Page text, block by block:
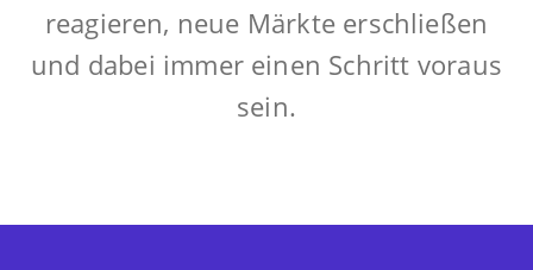
reagieren, neue Märkte erschließen
und dabei immer einen Schritt voraus
sein.